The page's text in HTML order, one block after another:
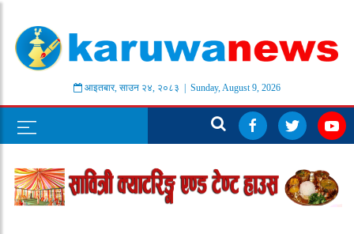
आइतबार, साउन २४, २०८३ | Sunday, August 9, 2026